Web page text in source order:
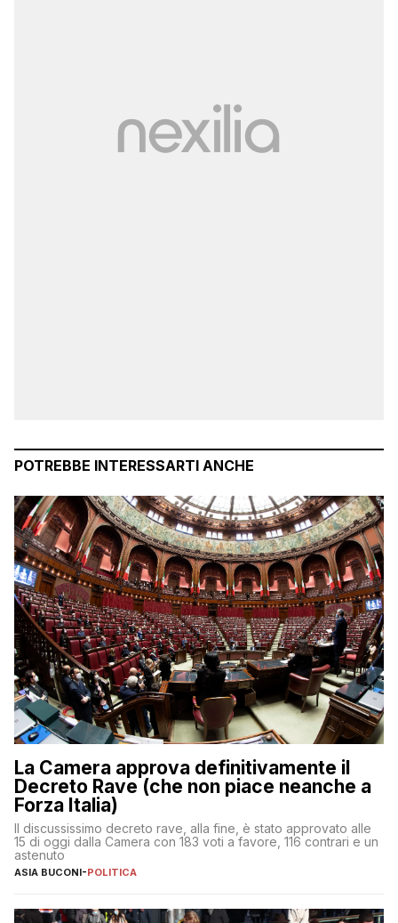
POTREBBE INTERESSARTI ANCHE
La Camera approva definitivamente il
Decreto Rave (che non piace neanche a
Forza Italia)
Il discussissimo decreto rave, alla fine, è stato approvato alle
15 di oggi dalla Camera con 183 voti a favore, 116 contrari e un
astenuto
ASIA BUCONI-POLITICA